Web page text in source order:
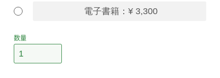
電子書籍：¥ 3,300
数量